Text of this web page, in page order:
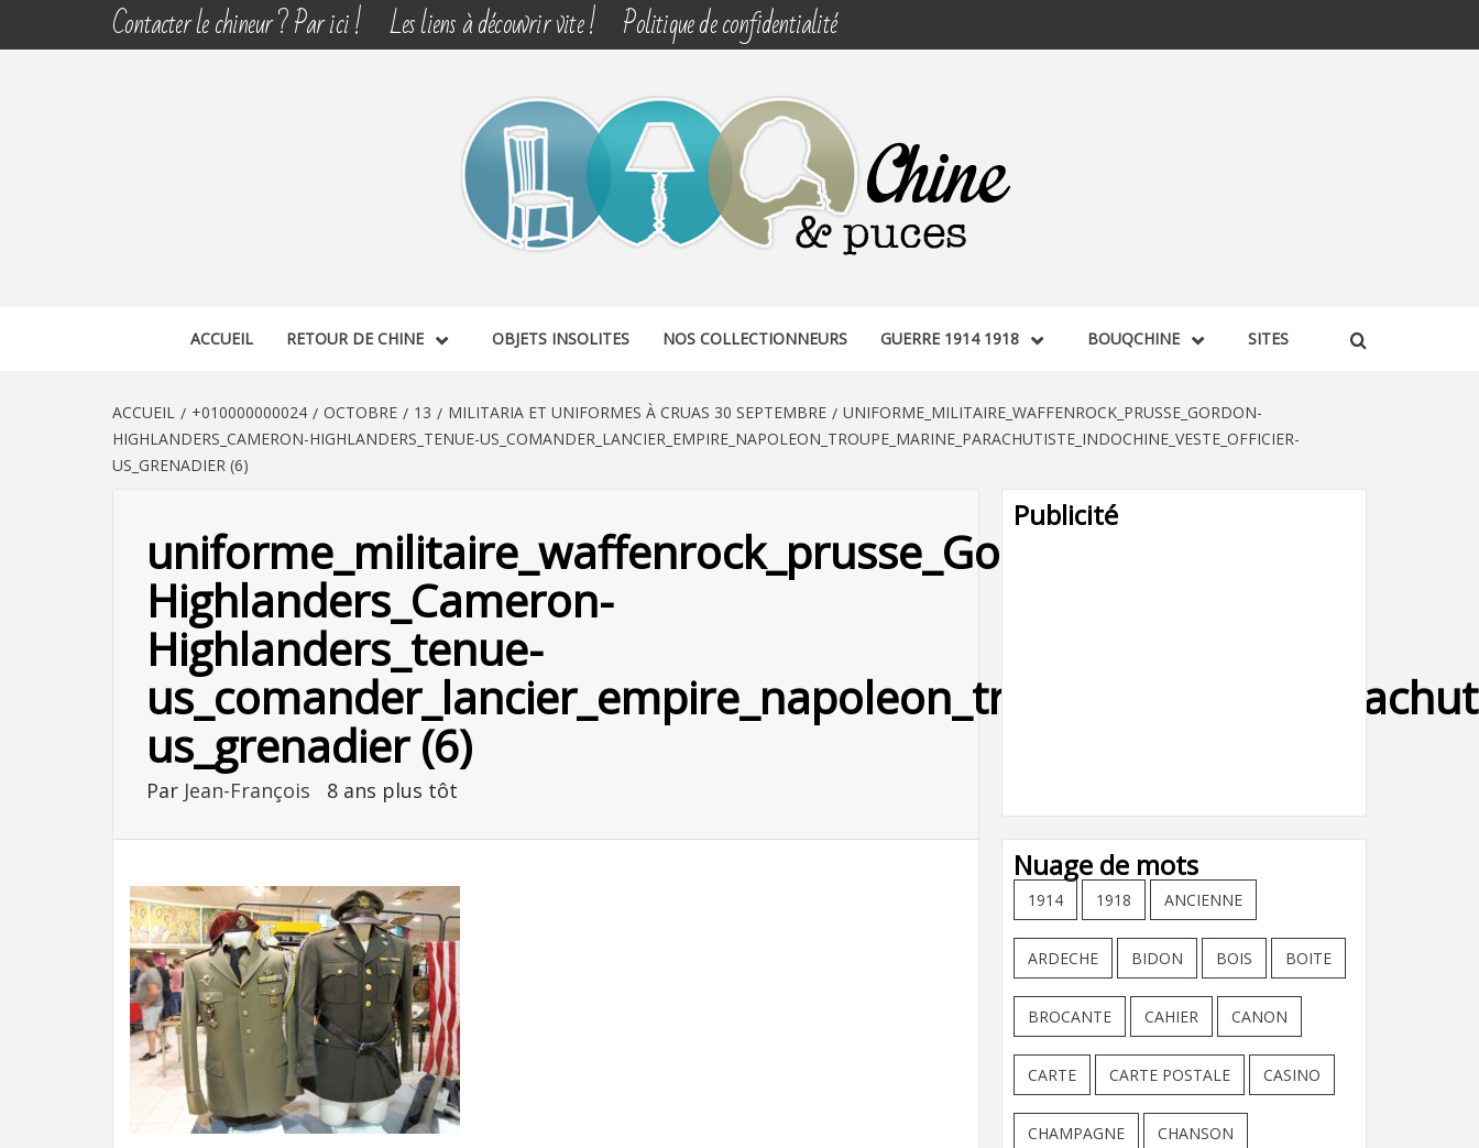
Contacter le chineur ? Par ici ! Les liens à découvrir vite ! Politique de confidentialité
CHINE & PUCES
ACCUEIL RETOUR DE CHINE OBJETS INSOLITES NOS COLLECTIONNEURS GUERRE 1914 1918 BOUQCHINE SITES
ACCUEIL +010000000024 OCTOBRE 13 MILITARIA ET UNIFORMES À CRUAS 30 SEPTEMBRE
UNIFORME_MILITAIRE_WAFFENROCK_PRUSSE_GORDON-
HIGHLANDERS_CAMERON-HIGHLANDERS_TENUE-US_COMANDER_LANCIER_EMPIRE_NAPOLEON_TROUPE_MARINE_PARACHUTISTE_INDOCHINE_VESTE_OFFICIER-
US_GRENADIER (6)
uniforme_militaire_waffenrock_prusse_Gordon-
Highlanders_Cameron-
Highlanders_tenue-
us_grenadier (6)
Par Jean-François 8 ans plus tôt
Publicité
Nuage de mots
1914 1918 ANCIENNE
ARDECHE BIDON BOIS BOITE
BROCANTE CAHIER CANON
CARTE CARTE POSTALE CASINO
CHAMPAGNE CHANSON